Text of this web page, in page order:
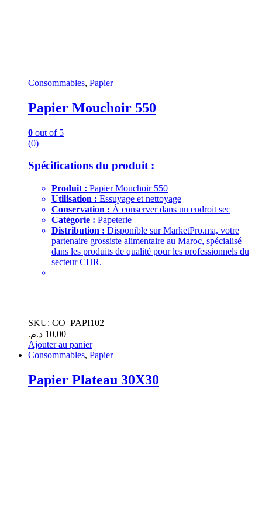
Consommables, Papier
Papier Mouchoir 550
0 out of 5
(0)
Spécifications du produit :
Produit : Papier Mouchoir 550
Utilisation : Essuyage et nettoyage
Conservation : À conserver dans un endroit sec
Catégorie : Papeterie
Distribution : Disponible sur MarketPro.ma, votre
partenaire grossiste alimentaire au Maroc, spécialisé
dans les produits de qualité pour les professionnels du
secteur CHR.
SKU: CO_PAPI102
10,00 د.م.
Ajouter au panier
Consommables, Papier
Papier Plateau 30X30